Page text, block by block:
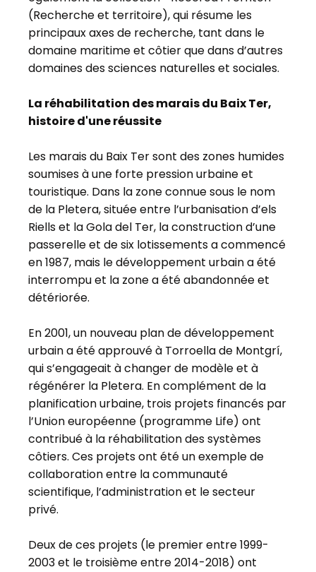
(Recherche et territoire), qui résume les
principaux axes de recherche, tant dans le
domaine maritime et côtier que dans d’autres
domaines des sciences naturelles et sociales.
La réhabilitation des marais du Baix Ter,
histoire d'une réussite
Les marais du Baix Ter sont des zones humides
soumises à une forte pression urbaine et
touristique. Dans la zone connue sous le nom
de la Pletera, située entre l’urbanisation d’els
Riells et la Gola del Ter, la construction d’une
passerelle et de six lotissements a commencé
en 1987, mais le développement urbain a été
interrompu et la zone a été abandonnée et
détériorée.
En 2001, un nouveau plan de développement
urbain a été approuvé à Torroella de Montgrí,
qui s’engageait à changer de modèle et à
régénérer la Pletera. En complément de la
planification urbaine, trois projets financés par
l’Union européenne (programme Life) ont
contribué à la réhabilitation des systèmes
côtiers. Ces projets ont été un exemple de
collaboration entre la communauté
scientifique, l’administration et le secteur
privé.
Deux de ces projets (le premier entre 1999-
2003 et le troisième entre 2014-2018) ont